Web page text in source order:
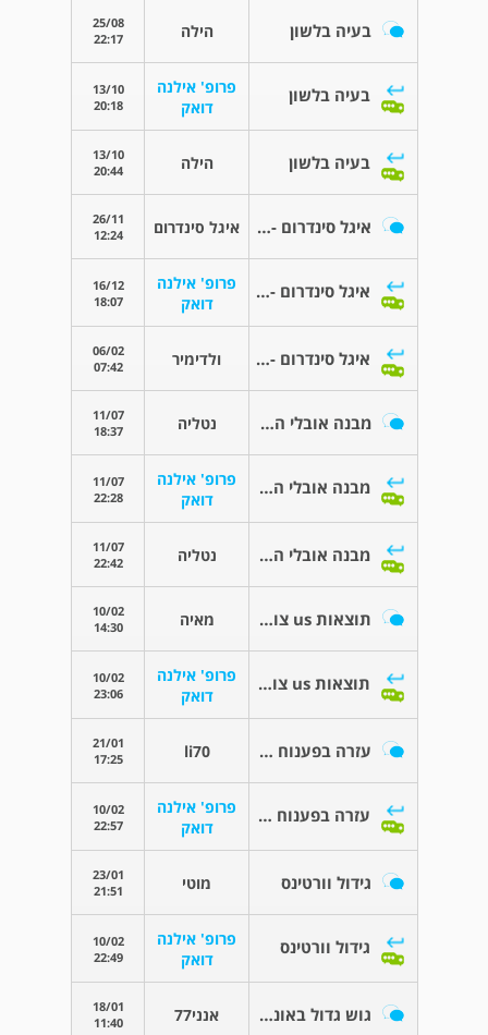
בעיה בלשון הילה
25/08
22:17
בעיה בלשון
פרופ' אילנה
דואק
13/10
20:18
בעיה בלשון הילה
13/10
20:44
איגל סינדרום - תסמונת נשר איגל סינדרום
26/11
12:24
איגל סינדרום - תסמונת נשר
פרופ' אילנה
דואק
16/12
18:07
איגל סינדרום - תסמונת נשר ולדימיר
06/02
07:42
מבנה אובלי היפואקואי בבדיקת US של בלוטת הרוק נטליה
11/07
18:37
מבנה אובלי היפואקואי בבדיקת US של בלוטת הרוק
פרופ' אילנה
דואק
11/07
22:28
מבנה אובלי היפואקואי בבדיקת US של בלוטת הרוק נטליה
11/07
22:42
תוצאות us צוואר ובלוטץ התריס מאיה
10/02
14:30
תוצאות us צוואר ובלוטץ התריס
פרופ' אילנה
דואק
10/02
23:06
עזרה בפענוח FNA לבלוטת המגן li70
21/01
17:25
עזרה בפענוח FNA לבלוטת המגן
פרופ' אילנה
דואק
10/02
22:57
גידול וורטינס מוטי
23/01
21:51
גידול וורטינס
פרופ' אילנה
דואק
10/02
22:49
גוש גדול באונה שמאל אנני77
18/01
11:40